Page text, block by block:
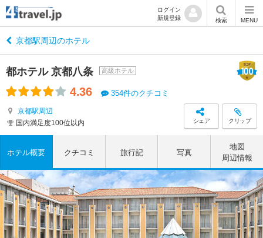
ログイン
新規登録
検索 MENU
京都駅周辺のホテル
都ホテル 京都八条 高級ホテル
4.36 354件のクチコミ
京都駅周辺
国内満足度100位以内
シェア クリップ
ホテル概要 クチコミ 旅行記 写真
地図
周辺情報